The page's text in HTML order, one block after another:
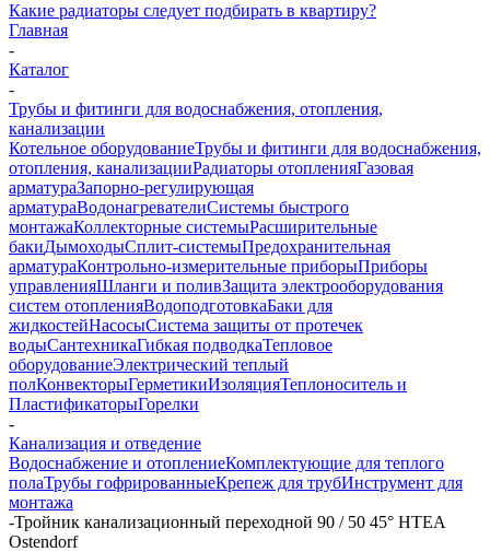
Какие радиаторы следует подбирать в квартиру?
Главная
-
Каталог
-
Трубы и фитинги для водоснабжения, отопления,
канализации
Котельное оборудованиеТрубы и фитинги для водоснабжения,
отопления, канализацииРадиаторы отопленияГазовая
арматураЗапорно-регулирующая
арматураВодонагревателиСистемы быстрого
монтажаКоллекторные системыРасширительные
бакиДымоходыСплит-системыПредохранительная
арматураКонтрольно-измерительные приборыПриборы
управленияШланги и поливЗащита электрооборудования
систем отопленияВодоподготовкаБаки для
жидкостейНасосыСистема защиты от протечек
водыСантехникаГибкая подводкаТепловое
оборудованиеЭлектрический теплый
полКонвекторыГерметикиИзоляцияТеплоноситель и
ПластификаторыГорелки
-
Канализация и отведение
Водоснабжение и отоплениеКомплектующие для теплого
полаТрубы гофрированныеКрепеж для трубИнструмент для
монтажа
-Тройник канализационный переходной 90 / 50 45° НТEA
Ostendorf